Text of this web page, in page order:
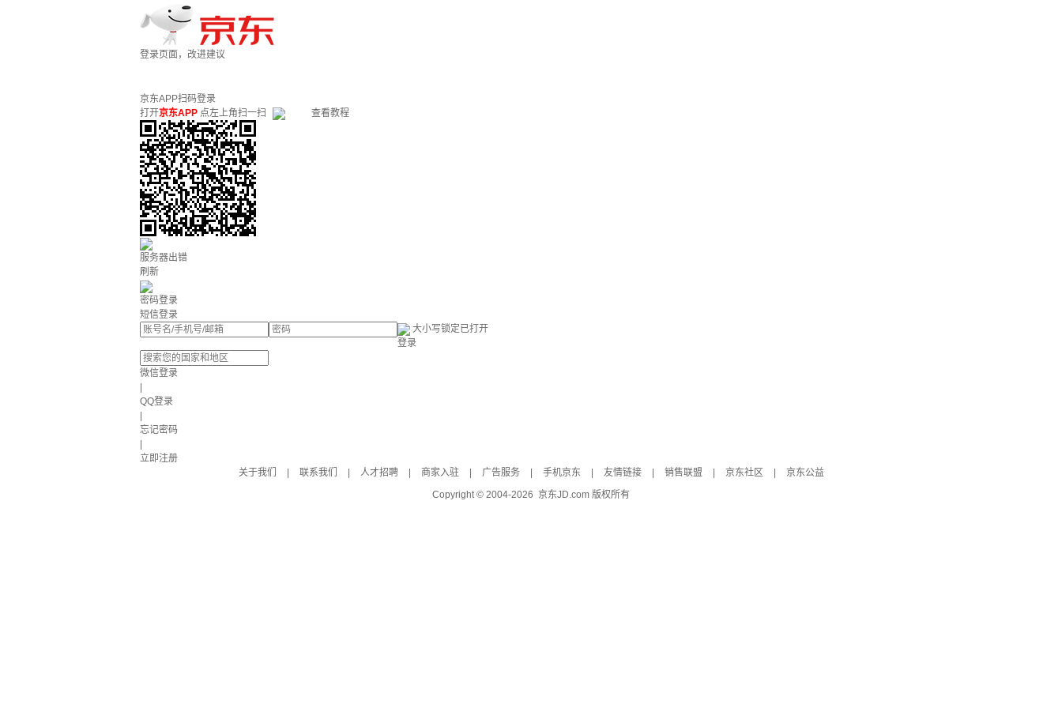
登录页面，改进建议
京东APP扫码登录
打开京东APP 点左上角扫一扫 查看教程
服务器出错
刷新
密码登录
短信登录
大小写锁定已打开
登录
微信登录
QQ登录
忘记密码
立即注册
关于我们
联系我们 人才招聘 商家入驻 广告服务 手机京东 友情链接 销售联盟 京东社区
京东公益
Copyright © 2004-2026 京东JD.com 版权所有